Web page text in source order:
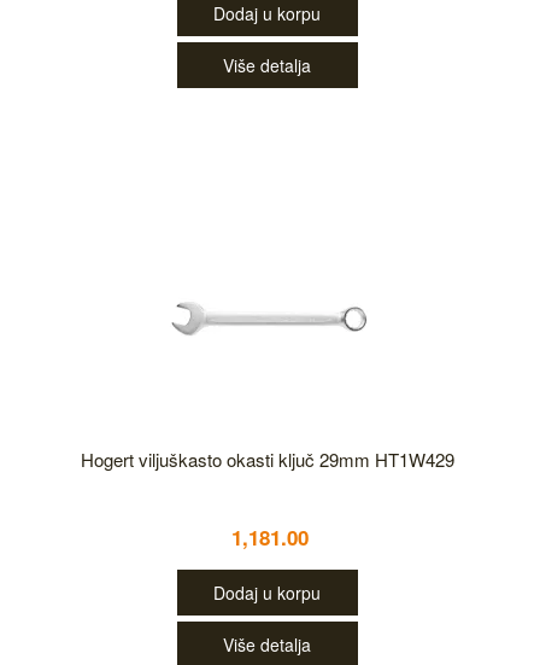
Dodaj u korpu
Više detalja
Hogert viljuškasto okasti ključ 29mm HT1W429
1,181.00
Dodaj u korpu
Više detalja